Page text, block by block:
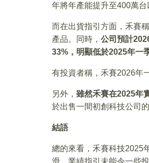
年將年產能提升至400萬台
而在出貨指引方面，禾賽
產品。同時， 公司預計
33%，明顯低於2025年一
有投資者稱，禾賽2026年
另外， 雖然禾賽在2025年
於出售一間初創科技公司
結語
總的來看，禾賽科技2025
滑，業績指引未能令一些